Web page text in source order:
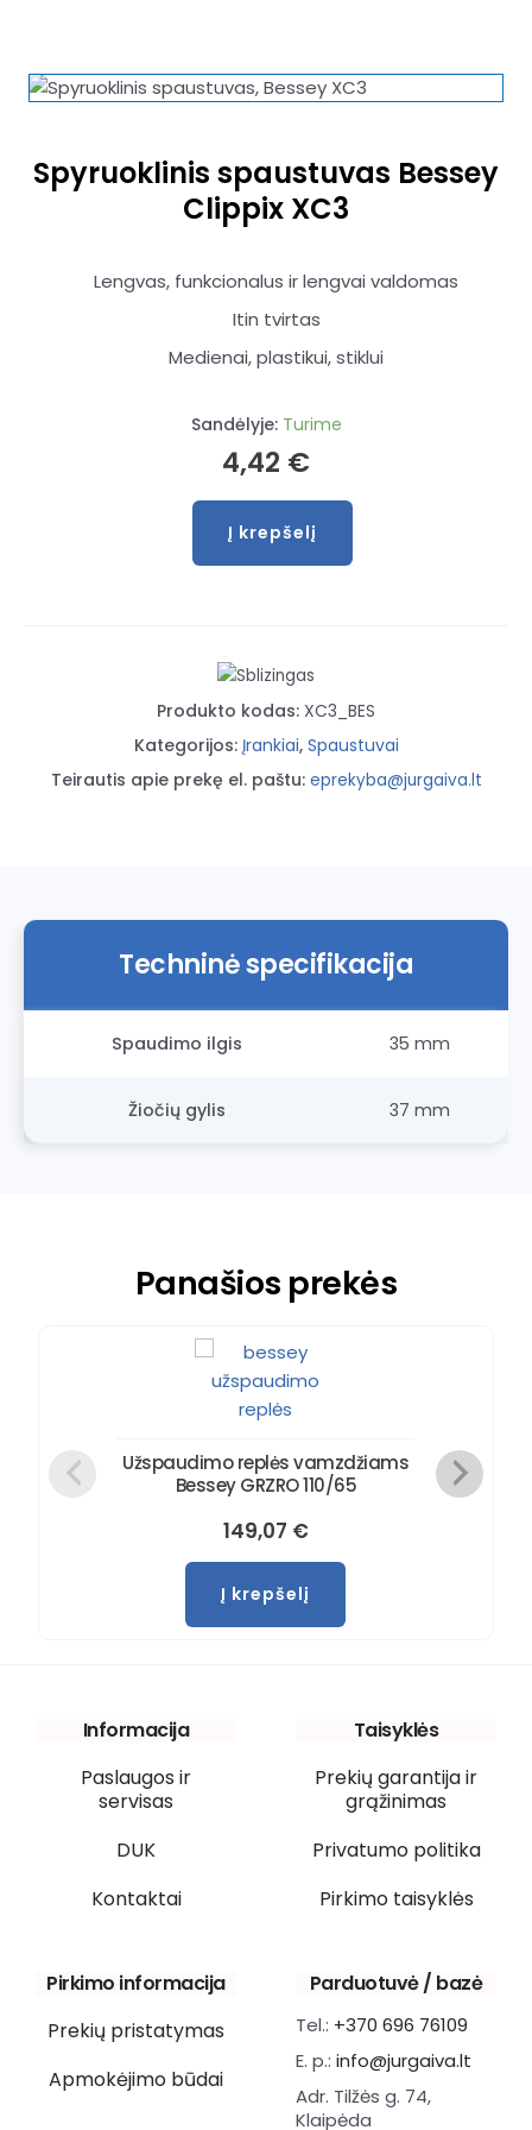
Spyruoklinis spaustuvas Bessey
Clippix XC3
Lengvas, funkcionalus ir lengvai valdomas
Itin tvirtas
Medienai, plastikui, stiklui
Sandėlyje: Turime
4,42 €
produkto
kiekis:
Bessey
Clippix
XC3
Į krepšelį
Produkto kodas: XC3_BES
Kategorijos: Įrankiai, Spaustuvai
Teirautis apie prekę el. paštu: eprekyba@jurgaiva.lt
Techninė specifikacija
Spaudimo ilgis 35 mm
Žiočių gylis 37 mm
Panašios prekės
Užspaudimo replės vamzdžiams
Bessey GRZRO 110/65
149,07 €
Į krepšelį
Informacija
Paslaugos ir
servisas
DUK
Kontaktai
Taisyklės
Prekių garantija ir
grąžinimas
Privatumo politika
Pirkimo taisyklės
Pirkimo informacija
Prekių pristatymas
Apmokėjimo būdai
Parduotuvė / bazė
Tel.: +370 696 76109
E. p.: info@jurgaiva.lt
Adr. Tilžės g. 74,
Klaipėda